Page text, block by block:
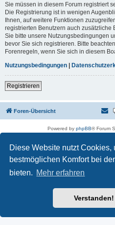
Diese Website nutzt Cookies,
bestmöglichen Komfort bei
bieten. Mehr erfahren
Verstanden!
Sie müssen in diesem Forum registriert
Die Registrierung ist in wenigen
Ihnen, auf weitere Funktionen
registrierten Benutzern auch zusätzliche
Sie bitte unsere Nutzungsbedingungen
bevor Sie sich registrieren. Bitte
Forenregeln, wenn Sie sich in diesem
Nutzungsbedingungen |
Registrieren
Foren-Übersicht
Powered by phpBB® Forum
Datenschutz|